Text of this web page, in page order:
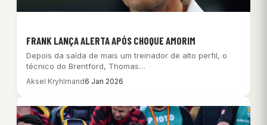
FRANK LANÇA ALERTA APÓS CHOQUE AMORIM
Depois da saída de mais um treinador de alto perfil, o
técnico do Brentford, Thomas…
Aksel Kryhlmand6 Jan 2026